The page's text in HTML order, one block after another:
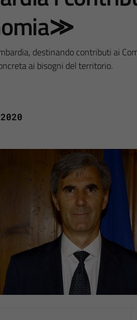
destinando contributi ai
ai bisogni del territorio.